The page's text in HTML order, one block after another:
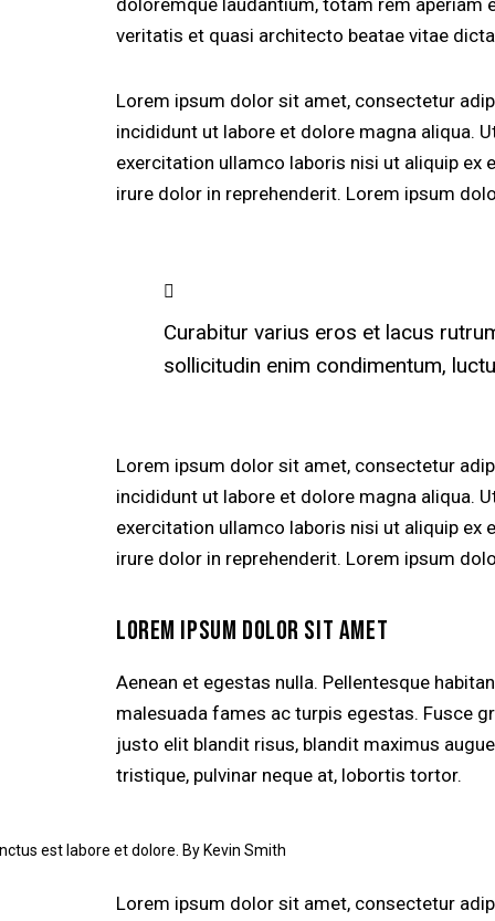
doloremque laudantium, totam rem aperiam
veritatis et quasi architecto beatae vitae
Lorem ipsum dolor sit amet, consectetur
incididunt ut labore et dolore magna aliqua.
exercitation ullamco laboris nisi ut aliquip ex
irure dolor in reprehenderit. Lorem ipsum
Curabitur varius eros et lacus
sollicitudin enim condimentum,
Lorem ipsum dolor sit amet, consectetur
incididunt ut labore et dolore magna aliqua.
exercitation ullamco laboris nisi ut aliquip ex
irure dolor in reprehenderit. Lorem ipsum
LOREM IPSUM DOLOR SIT AMET
Aenean et egestas nulla. Pellentesque
malesuada fames ac turpis egestas. Fusce
justo elit blandit risus, blandit maximus
tristique, pulvinar neque at, lobortis tortor.
est labore et dolore. ByKevin Smith
Lorem ipsum dolor sit amet, consectetur